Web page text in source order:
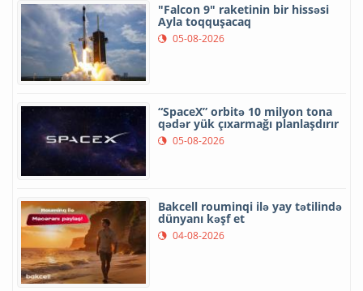
"Falcon 9" raketinin bir hissəsi
Ayla toqquşacaq
05-08-2026
“SpaceX” orbitə 10 milyon tona
qədər yük çıxarmağı planlaşdırır
05-08-2026
Bakcell rouminqi ilə yay tətilində
dünyanı kəşf et
04-08-2026